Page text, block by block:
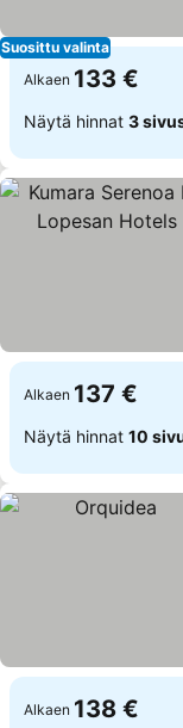
Suosittu valinta
Alkaen 133 €
Näytä hinnat 3
Alkaen 137 €
Näytä hinnat 10
Alkaen 138 €